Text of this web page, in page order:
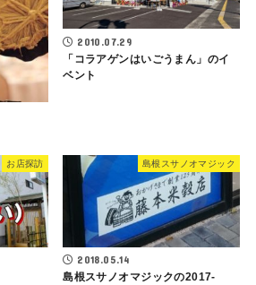
2010.07.29
「コラアゲンはいごうまん」のイ
ベント
お店探訪 島根スサノオマジック
2018.05.14
島根スサノオマジックの2017-